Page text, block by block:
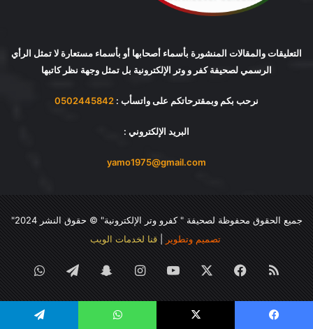
التعليقات والمقالات المنشورة بأسماء أصحابها أو بأسماء مستعارة لا تمثل الرأي
الرسمي لصحيفة كفر و وتر الإلكترونية بل تمثل وجهة نظر كاتبها
نرحب بكم وبمقترحاتكم على واتسأب : 0502445842
البريد الإلكتروني :
yamo1975@gmail.com
جميع الحقوق محفوظة لصحيفة "كفرو وتر الإلكترونية" © حقوق النشر 2024"
تصميم وتطوير
|قنا لخدمات الويب
ملخص
الموقع
فيسبوك ‫YouTubeانستقرامسناب
تشات
تيلقرام